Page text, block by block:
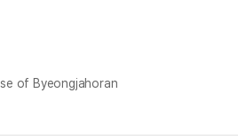
of Byeongjahoran